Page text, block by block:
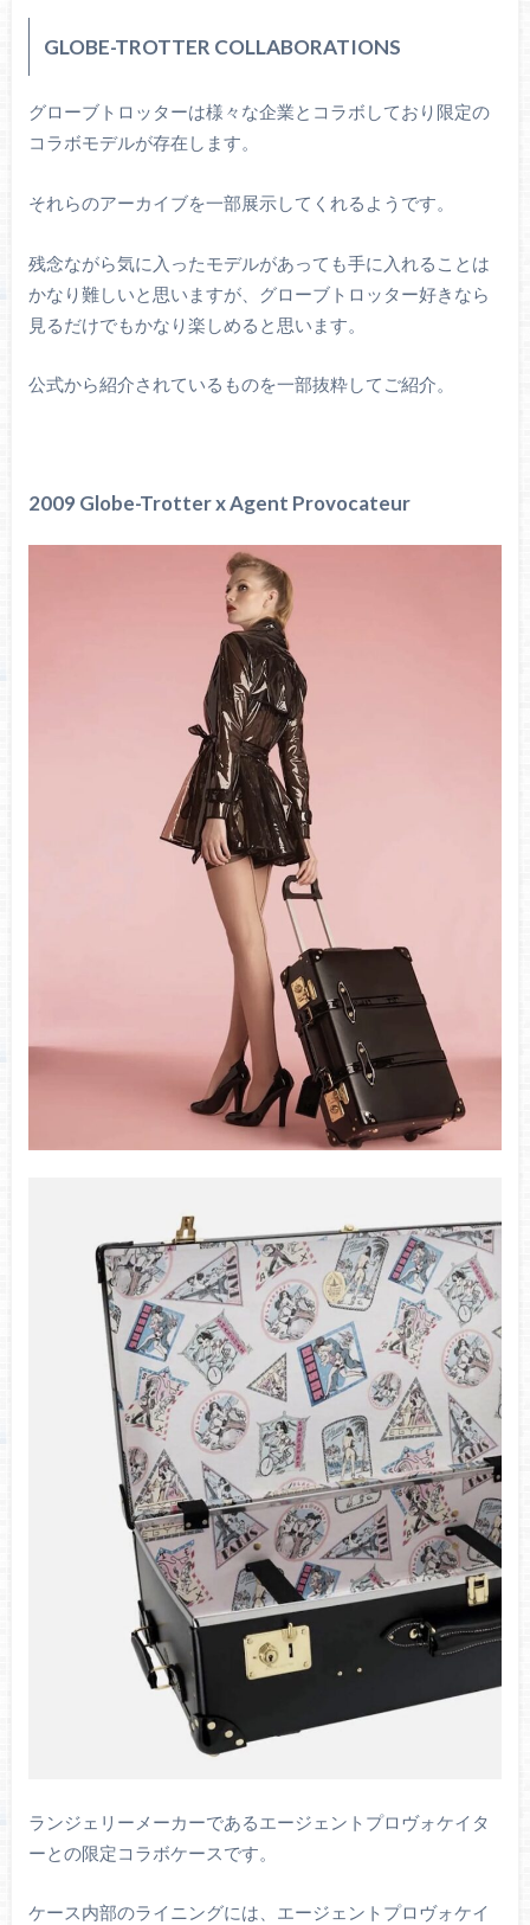
GLOBE-TROTTER COLLABORATIONS
グローブトロッターは様々な企業とコラボしており限定の
コラボモデルが存在します。
それらのアーカイブを一部展示してくれるようです。
残念ながら気に入ったモデルがあっても手に入れることは
かなり難しいと思いますが、グローブトロッター好きなら
見るだけでもかなり楽しめると思います。
公式から紹介されているものを一部抜粋してご紹介。
2009 Globe-Trotter x Agent Provocateur
ランジェリーメーカーであるエージェントプロヴォケイタ
ーとの限定コラボケースです。
ケース内部のライニングには、エージェントプロヴォケイ